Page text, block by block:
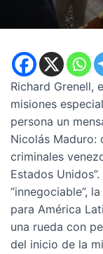
Richard Grenell,
misiones
persona un
Nicolás Maduro:
criminales
Estados
“innegociable”,
para América
una rueda con
del inicio de la